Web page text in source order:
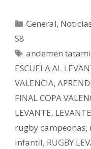
General,
S8
andemen
ESCUELA AL
VALENCIA,
FINAL COPA
LEVANTE,
rugby campeonas,
infantil, RUGBY